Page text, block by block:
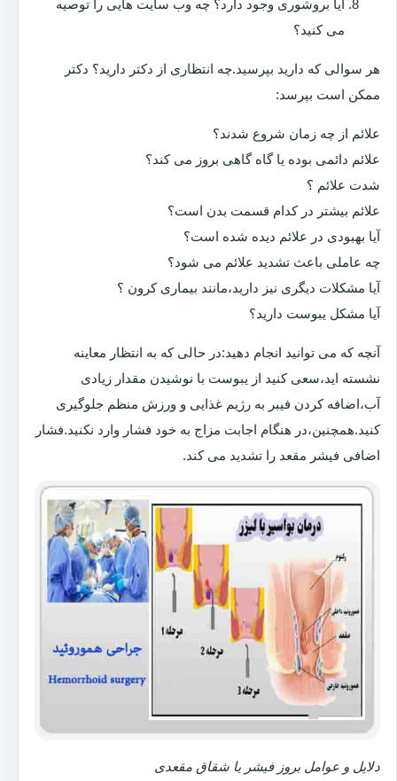
آیا بروشوری وجود دارد؟ چه وب سایت هایی را توصیه
می کنید؟
هر سوالی که دارید بپرسید.چه انتظاری از دکتر دارید؟ دکتر
ممکن است بپرسد:
علائم از چه زمان شروع شدند؟
علائم دائمی بوده یا گاه گاهی بروز می کند؟
شدت علائم ؟
علائم بیشتر در کدام قسمت بدن است؟
آیا بهبودی در علائم دیده شده است؟
چه عاملی باعث تشدید علائم می شود؟
آیا مشکلات دیگری نیز دارید،مانند بیماری کرون ؟
آیا مشکل یبوست دارید؟
آنچه که می توانید انجام دهید:در حالی که به انتظار معاینه
نشسته اید،سعی کنید از یبوست با نوشیدن مقدار زیادی
آب،اضافه کردن فیبر به رژیم غذایی و ورزش منظم جلوگیری
کنید.همچنین،در هنگام اجابت مزاج به خود فشار وارد نکنید.فشار
اضافی فیشر مقعد را تشدید می کند.
دلایل و عوامل بروز فیشر یا شقاق مقعدی